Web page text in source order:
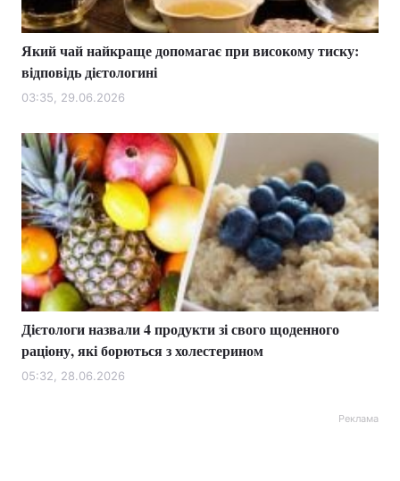
Який чай найкраще допомагає при високому тиску:
відповідь дієтологині
03:35, 29.06.2026
Дієтологи назвали 4 продукти зі свого щоденного
раціону, які борються з холестерином
05:32, 28.06.2026
Реклама